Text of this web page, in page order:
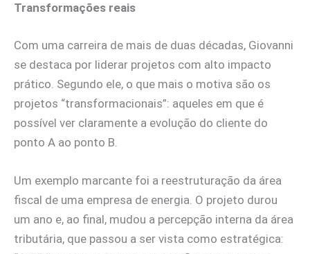
Transformações reais
Com uma carreira de mais de duas décadas, Giovanni
se destaca por liderar projetos com alto impacto
prático. Segundo ele, o que mais o motiva são os
projetos “transformacionais”: aqueles em que é
possível ver claramente a evolução do cliente do
ponto A ao ponto B.
Um exemplo marcante foi a reestruturação da área
fiscal de uma empresa de energia. O projeto durou
um ano e, ao final, mudou a percepção interna da área
tributária, que passou a ser vista como estratégica: